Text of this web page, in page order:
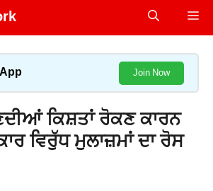
Join Now
ਕਿਸ਼ਤਾਂ ਰੋਕਣ ਕਾਰਨ
ਵਿਰੁੱਧ ਮੁਲਾਜ਼ਮਾਂ ਦਾ ਰੋਸ